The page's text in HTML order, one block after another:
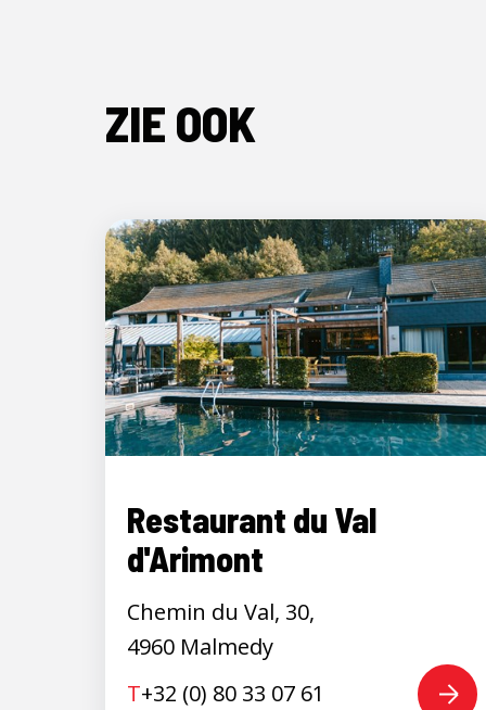
ZIE OOK
Restaurant du Val
d'Arimont
Chemin du Val, 30,
4960 Malmedy
T+32 (0) 80 33 07 61